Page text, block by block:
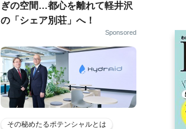
ぎの空間…都心を離れて軽井沢
の「シェア別荘」へ！
Sponsored
その秘めたるポテンシャルとは